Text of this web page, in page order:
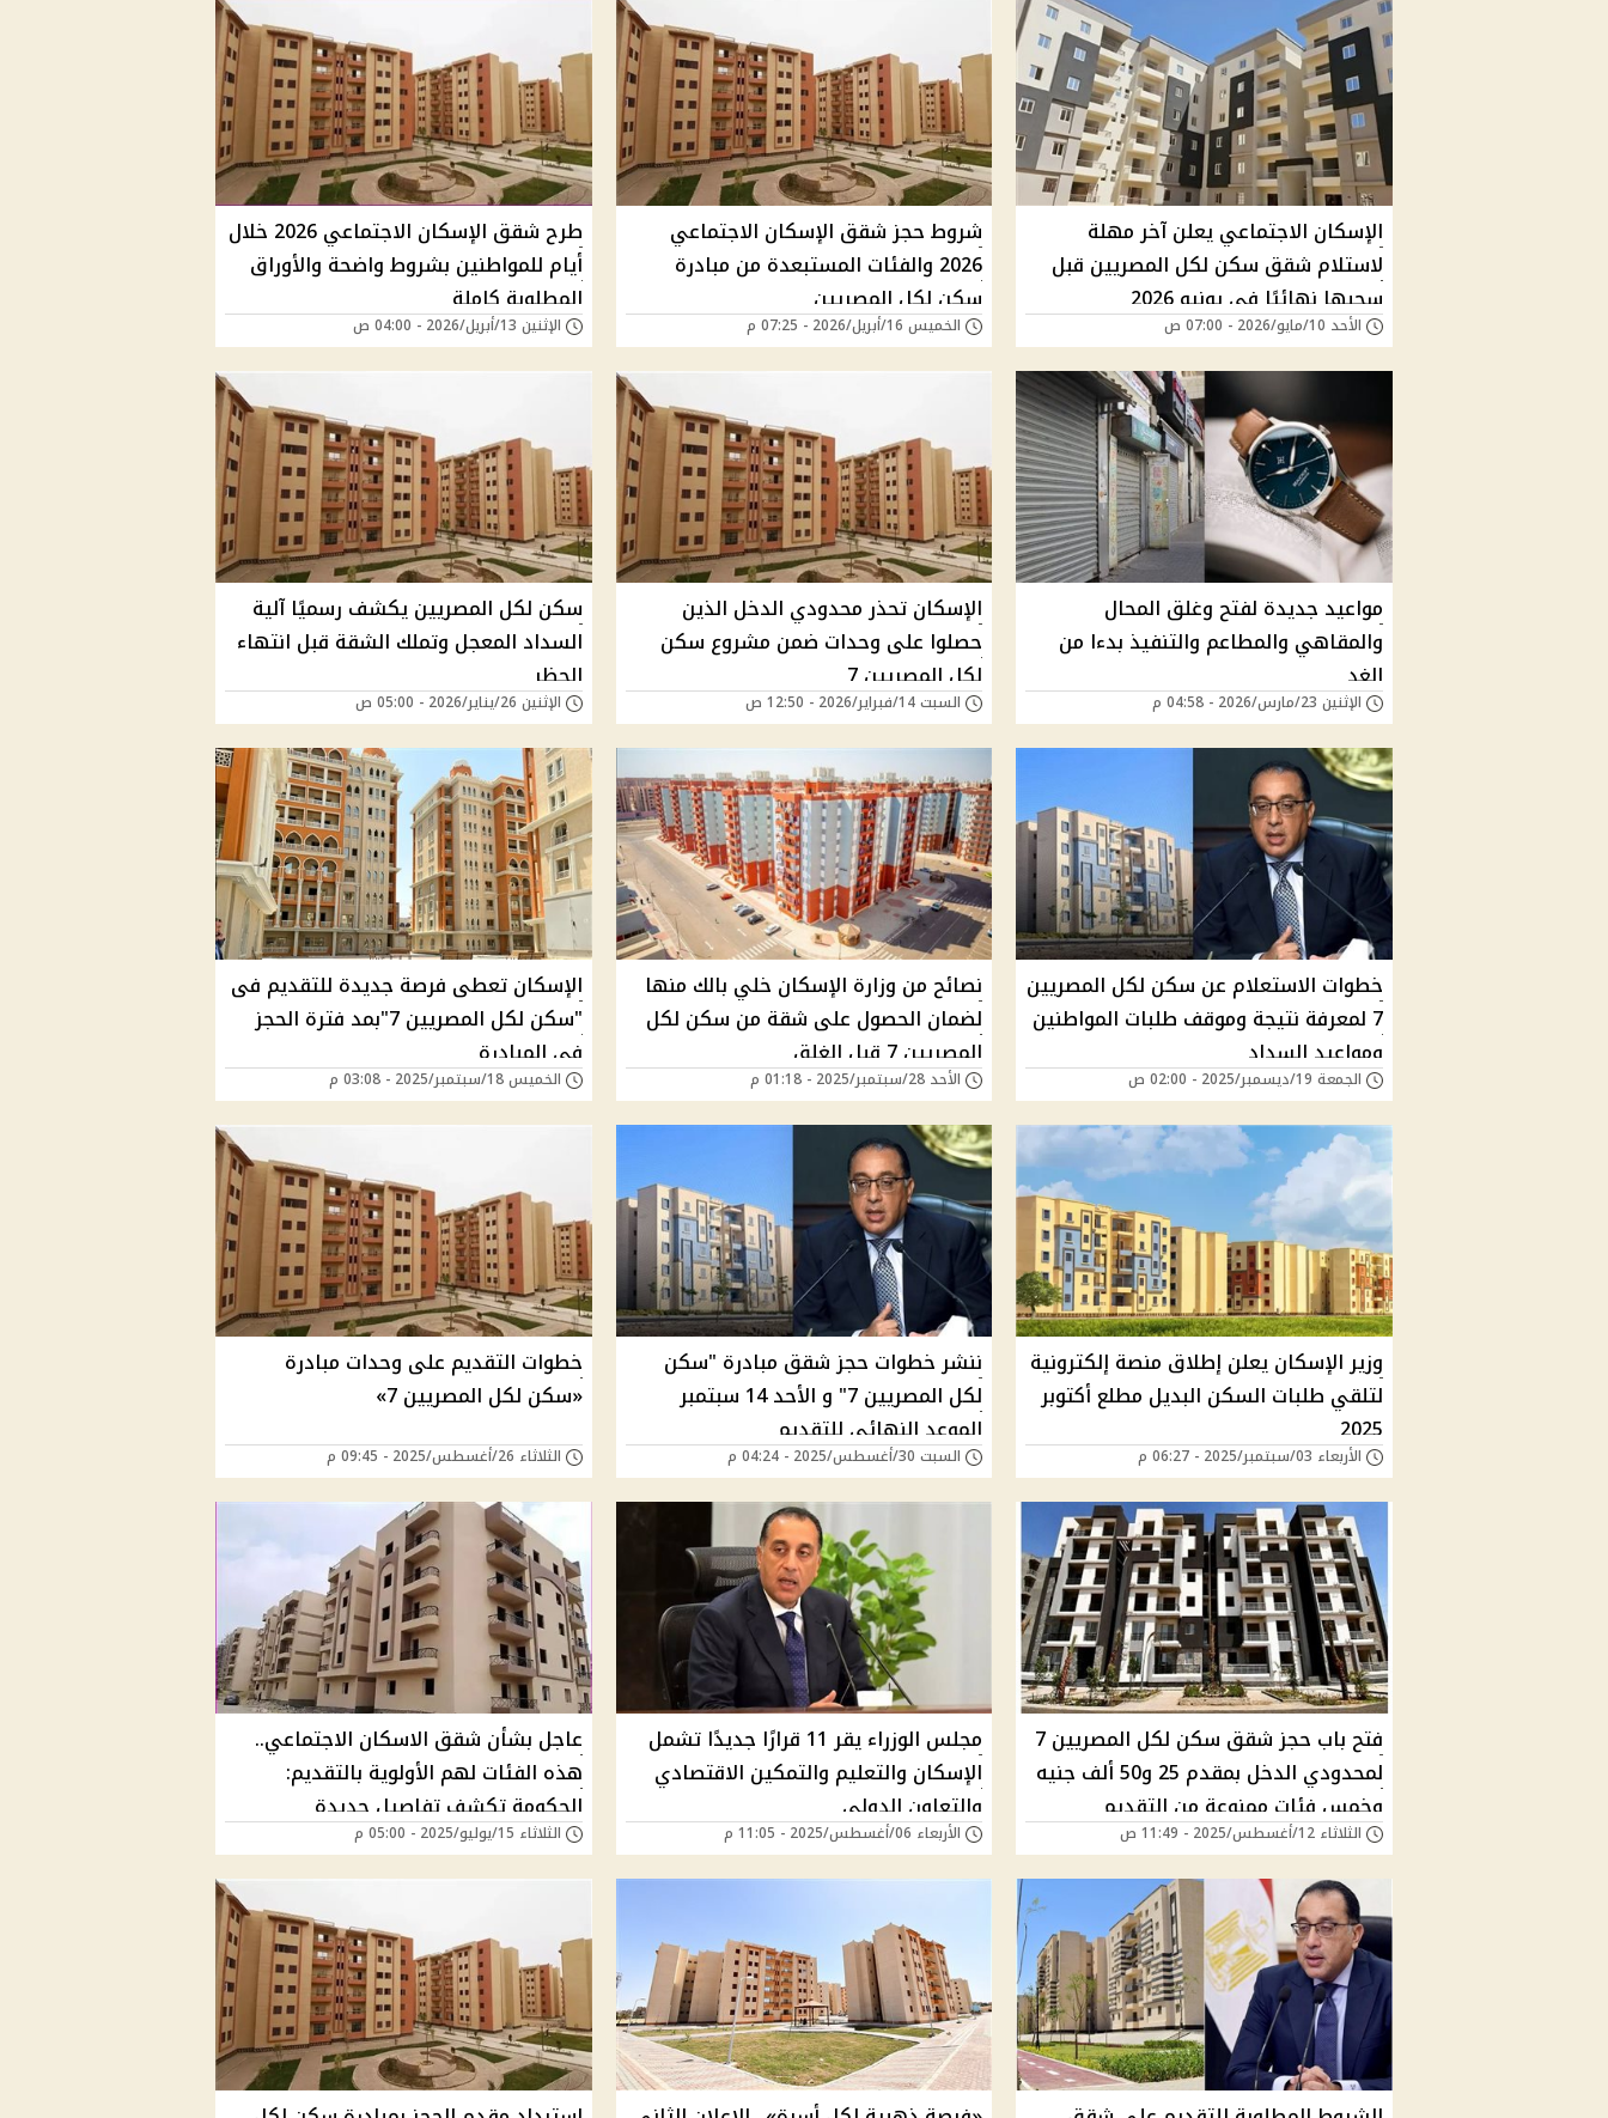
الإسكان الاجتماعي يعلن آخر مهلة
لاستلام شقق سكن لكل المصريين قبل
سحبها نهائيًا في يونيو 2026
الأحد 10/مايو/2026 - 07:00 ص
شروط حجز شقق الإسكان الاجتماعي
2026 والفئات المستبعدة من مبادرة
سكن لكل المصريين
الخميس 16/أبريل/2026 - 07:25 م
طرح شقق الإسكان الاجتماعي 2026 خلال
أيام للمواطنين بشروط واضحة والأوراق
المطلوبة كاملة
الإثنين 13/أبريل/2026 - 04:00 ص
مواعيد جديدة لفتح وغلق المحال
والمقاهي والمطاعم والتنفيذ بدءا من
الغد
الإثنين 23/مارس/2026 - 04:58 م
الإسكان تحذر محدودي الدخل الذين
حصلوا على وحدات ضمن مشروع سكن
لكل المصريين 7
السبت 14/فبراير/2026 - 12:50 ص
سكن لكل المصريين يكشف رسميًا آلية
السداد المعجل وتملك الشقة قبل انتهاء
الحظر
الإثنين 26/يناير/2026 - 05:00 ص
خطوات الاستعلام عن سكن لكل المصريين
7 لمعرفة نتيجة وموقف طلبات المواطنين
ومواعيد السداد
الجمعة 19/ديسمبر/2025 - 02:00 ص
نصائح من وزارة الإسكان خلي بالك منها
لضمان الحصول على شقة من سكن لكل
المصريين 7 قبل الغلق
الأحد 28/سبتمبر/2025 - 01:18 م
الإسكان تعطى فرصة جديدة للتقديم فى
"سكن لكل المصريين 7"بمد فترة الحجز
في المبادرة
الخميس 18/سبتمبر/2025 - 03:08 م
وزير الإسكان يعلن إطلاق منصة إلكترونية
لتلقي طلبات السكن البديل مطلع أكتوبر
2025
الأربعاء 03/سبتمبر/2025 - 06:27 م
ننشر خطوات حجز شقق مبادرة "سكن
لكل المصريين 7" و الأحد 14 سبتمبر
الموعد النهائي للتقديم
السبت 30/أغسطس/2025 - 04:24 م
خطوات التقديم على وحدات مبادرة
«سكن لكل المصريين 7»
الثلاثاء 26/أغسطس/2025 - 09:45 م
فتح باب حجز شقق سكن لكل المصريين 7
لمحدودي الدخل بمقدم 25 و50 ألف جنيه
وخمس فئات ممنوعة من التقديم
الثلاثاء 12/أغسطس/2025 - 11:49 ص
مجلس الوزراء يقر 11 قرارًا جديدًا تشمل
الإسكان والتعليم والتمكين الاقتصادي
والتعاون الدولي
الأربعاء 06/أغسطس/2025 - 11:05 م
عاجل بشأن شقق الاسكان الاجتماعي..
هذه الفئات لهم الأولوية بالتقديم:
الحكومة تكشف تفاصيل جديدة
الثلاثاء 15/يوليو/2025 - 05:00 م